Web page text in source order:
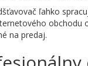
ľahko
obchodu
na predaj.